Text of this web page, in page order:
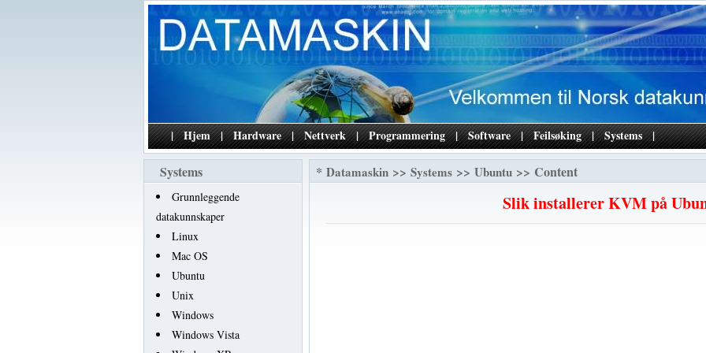
| Hjem | Hardware | Nettverk | Programmering | Software | Feilsøking | Systems |
Systems
Grunnleggende
datakunnskaper
Linux
Mac OS
Ubuntu
Unix
Windows
Windows Vista
* Datamaskin >> Systems >> Ubuntu >> Content
Slik installerer KVM på